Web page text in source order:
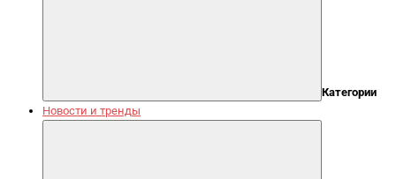
Категории
Новости и тренды